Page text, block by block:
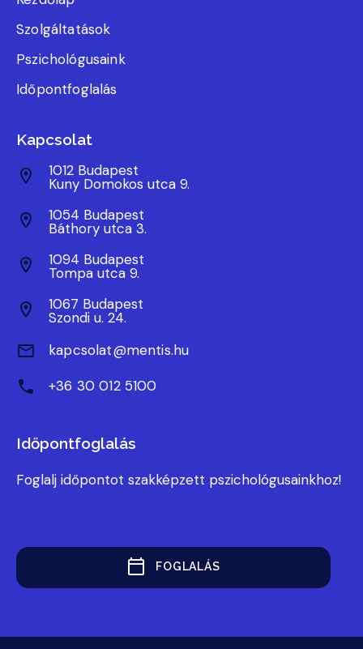
Szolgáltatások
Pszichológusaink
Időpontfoglalás
Kapcsolat
1012 Budapest
Kuny Domokos utca 9.
1054 Budapest
Báthory utca 3.
1094 Budapest
Tompa utca 9.
1067 Budapest
Szondi u. 24.
kapcsolat@mentis.hu
+36 30 012 5100
Időpontfoglalás
Foglalj időpontot szakképzett pszichológusainkhoz!
FOGLALÁS